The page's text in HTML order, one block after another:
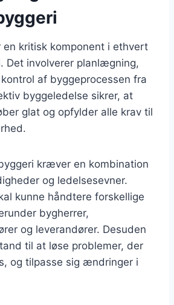
en kritisk komponent i ethvert
Det involverer planlægning,
af byggeprocessen fra
byggeledelse sikrer, at
glat og opfylder alle krav til
kræver en kombination
og ledelsesevner.
kunne håndtere forskellige
bygherrer,
og leverandører. Desuden
til at løse problemer, der
og tilpasse sig ændringer i